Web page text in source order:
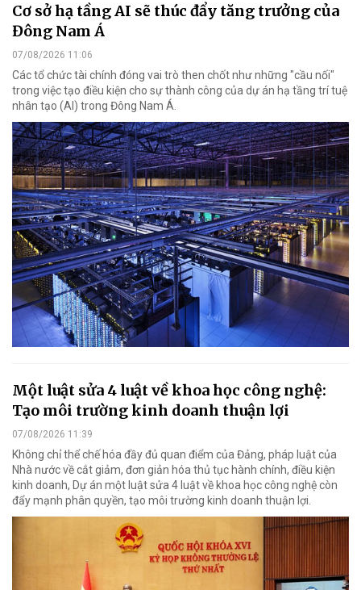
Cơ sở hạ tầng AI sẽ thúc đẩy tăng trưởng của
Đông Nam Á
07/08/2026 11:06
Các tổ chức tài chính đóng vai trò then chốt như những "cầu nối"
trong việc tạo điều kiện cho sự thành công của dự án hạ tầng trí tuệ
nhân tạo (AI) trong Đông Nam Á.
Một luật sửa 4 luật về khoa học công nghệ:
Tạo môi trường kinh doanh thuận lợi
07/08/2026 11:39
Không chỉ thể chế hóa đầy đủ quan điểm của Đảng, pháp luật của
Nhà nước về cắt giảm, đơn giản hóa thủ tục hành chính, điều kiện
kinh doanh, Dự án một luật sửa 4 luật về khoa học công nghệ còn
đẩy mạnh phân quyền, tạo môi trường kinh doanh thuận lợi.